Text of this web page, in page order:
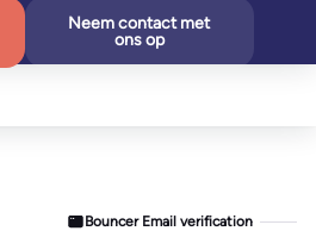
Neem contact met
ons op
Bouncer Email verification